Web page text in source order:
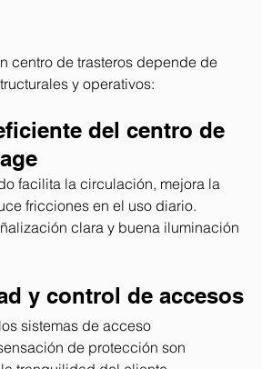
centro de trasteros depende de
y operativos:
del centro de
facilita la circulación, mejora la
fricciones en el uso diario.
clara y buena iluminación
y control de accesos
sistemas de acceso
de protección son